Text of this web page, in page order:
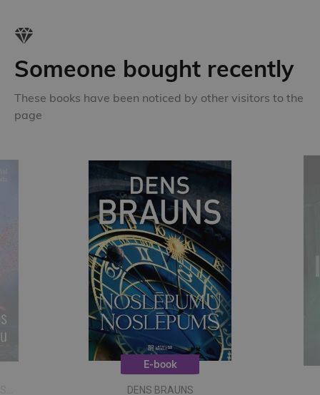
Someone bought recently
These books have been noticed by other visitors to the
page
E-book
DENS BRAUNS